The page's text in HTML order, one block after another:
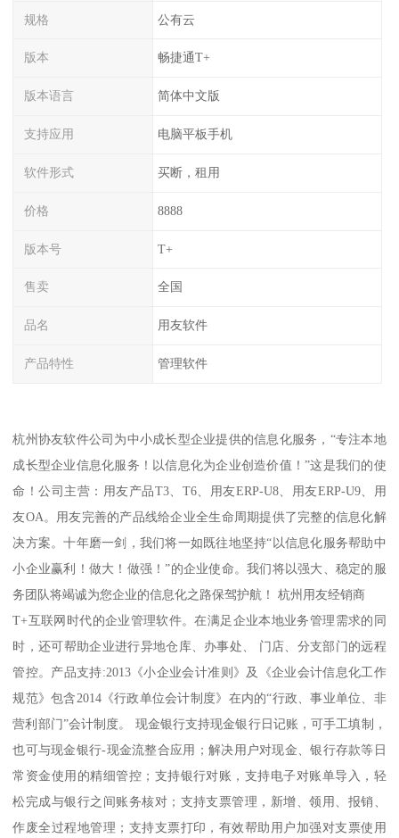
规格 公有云
版本 畅捷通T+
版本语言 简体中文版
支持应用 电脑平板手机
软件形式 买断，租用
价格 8888
版本号 T+
售卖 全国
品名 用友软件
产品特性 管理软件
杭州协友软件公司为中小成长型企业提供的信息化服务，“专注本地
成长型企业信息化服务！以信息化为企业创造价值！”这是我们的使
命！公司主营：用友产品T3、T6、用友ERP-U8、用友ERP-U9、用
友OA。用友完善的产品线给企业全生命周期提供了完整的信息化解
决方案。十年磨一剑，我们将一如既往地坚持“以信息化服务帮助中
小企业赢利！做大！做强！”的企业使命。我们将以强大、稳定的服
务团队将竭诚为您企业的信息化之路保驾护航！ 杭州用友经销商
T+互联网时代的企业管理软件。在满足企业本地业务管理需求的同
时，还可帮助企业进行异地仓库、办事处、 门店、分支部门的远程
管控。产品支持:2013《小企业会计准则》及《企业会计信息化工作
规范》包含2014《行政单位会计制度》在内的“行政、事业单位、非
营利部门”会计制度。 现金银行支持现金银行日记账，可手工填制，
也可与现金银行-现金流整合应用；解决用户对现金、银行存款等日
常资金使用的精细管控；支持银行对账，支持电子对账单导入，轻
松完成与银行之间账务核对；支持支票管理，新增、领用、报销、
作废全过程地管理；支持支票打印，有效帮助用户加强对支票使用